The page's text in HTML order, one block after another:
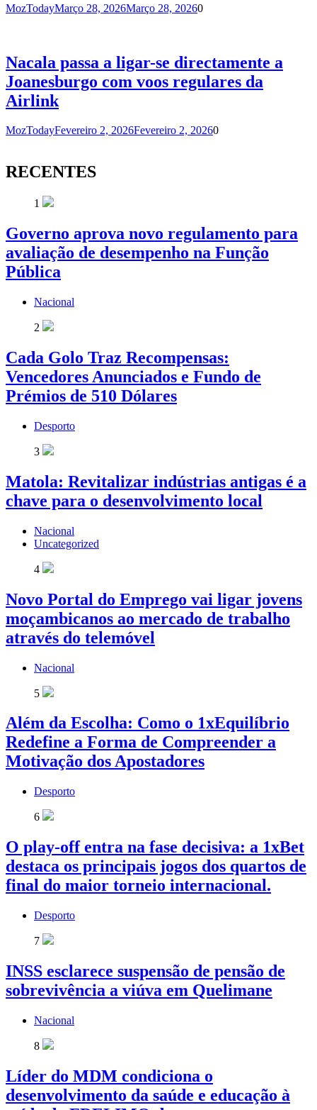
MozTodayMarço 28, 2026Março 28, 20260
Nacala passa a ligar-se directamente a
Joanesburgo com voos regulares da
Airlink
MozTodayFevereiro 2, 2026Fevereiro 2, 20260
RECENTES
1
Governo aprova novo regulamento para
avaliação de desempenho na Função
Pública
Nacional
2
Cada Golo Traz Recompensas:
Vencedores Anunciados e Fundo de
Prémios de 510 Dólares
Desporto
3
Matola: Revitalizar indústrias antigas é a
chave para o desenvolvimento local
Nacional
Uncategorized
4
Novo Portal do Emprego vai ligar jovens
moçambicanos ao mercado de trabalho
através do telemóvel
Nacional
5
Além da Escolha: Como o 1xEquilíbrio
Redefine a Forma de Compreender a
Motivação dos Apostadores
Desporto
6
O play-off entra na fase decisiva: a 1xBet
destaca os principais jogos dos quartos de
final do maior torneio internacional.
Desporto
7
INSS esclarece suspensão de pensão de
sobrevivência a viúva em Quelimane
Nacional
8
Líder do MDM condiciona o
desenvolvimento da saúde e educação à